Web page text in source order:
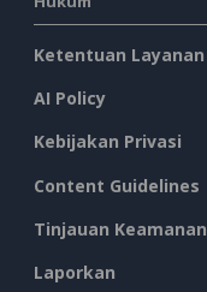
Ketentuan Layanan
AI Policy
Kebijakan Privasi
Content Guidelines
Tinjauan Keamanan
Laporkan